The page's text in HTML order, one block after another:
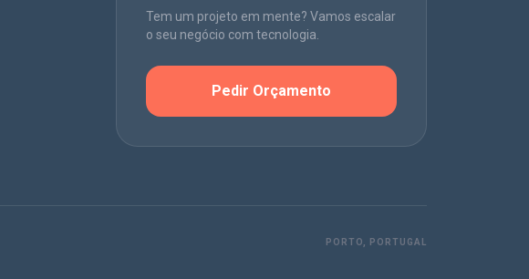
Tem um projeto em mente? Vamos escalar
o seu negócio com tecnologia.
Pedir Orçamento
PORTO, PORTUGAL